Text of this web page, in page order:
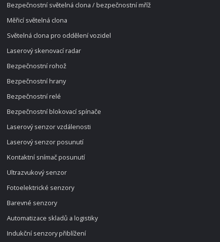
Bezpečnostní světelná clona / bezpečnostní mříž
Měřicí světelná clona
Světelná clona pro oddělení vozidel
Laserový skenovací radar
Bezpečnostní rohož
Bezpečnostní hrany
Bezpečnostní relé
Bezpečnostní blokovací spínače
Laserový senzor vzdálenosti
Laserový senzor posunutí
Kontaktní snímač posunutí
Ultrazvukový senzor
Fotoelektrické senzory
Barevné senzory
Automatizace skladů a logistiky
Indukční senzory přiblížení